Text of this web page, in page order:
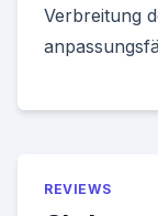
Verbreitung
REVIEWS